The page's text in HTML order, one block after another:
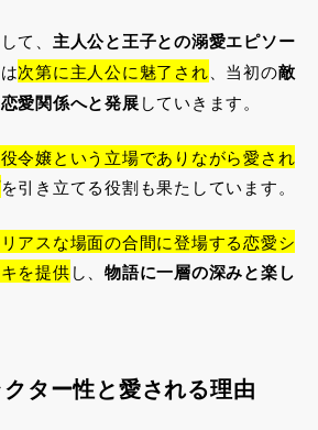
て、 主人公と王子との溺愛エピソー
次第に主人公に魅了され 、当初の敵
愛関係へと発展していきます。
令嬢という立場でありながら愛され
を引き立てる役割も果たしています。
アスな場面の合間に登場する恋愛シ
を提供し、物語に一層の深みと楽し
ター性と愛される理由